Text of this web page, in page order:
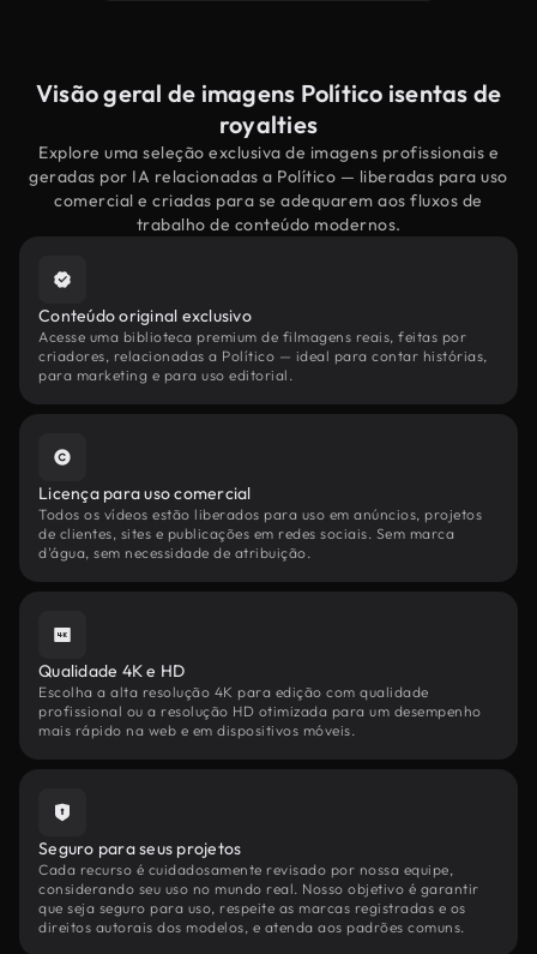
Visão geral de imagens Político isentas de
royalties
Explore uma seleção exclusiva de imagens profissionais e
geradas por IA relacionadas a Político — liberadas para uso
comercial e criadas para se adequarem aos fluxos de
trabalho de conteúdo modernos.
Conteúdo original exclusivo
Acesse uma biblioteca premium de filmagens reais, feitas por
criadores, relacionadas a Político — ideal para contar histórias,
para marketing e para uso editorial.
Licença para uso comercial
Todos os vídeos estão liberados para uso em anúncios, projetos
de clientes, sites e publicações em redes sociais. Sem marca
d'água, sem necessidade de atribuição.
Qualidade 4K e HD
Escolha a alta resolução 4K para edição com qualidade
profissional ou a resolução HD otimizada para um desempenho
mais rápido na web e em dispositivos móveis.
Seguro para seus projetos
Cada recurso é cuidadosamente revisado por nossa equipe,
considerando seu uso no mundo real. Nosso objetivo é garantir
que seja seguro para uso, respeite as marcas registradas e os
direitos autorais dos modelos, e atenda aos padrões comuns.